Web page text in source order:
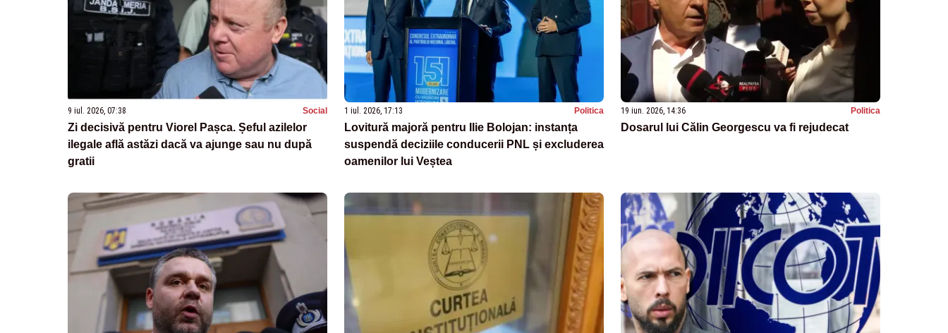
9 iul. 2026, 07:38 Social
Zi decisivă pentru Viorel Pașca. Șeful azilelor
ilegale află astăzi dacă va ajunge sau nu după
gratii
1 iul. 2026, 17:13 Politica
Lovitură majoră pentru Ilie Bolojan: instanța
suspendă deciziile conducerii PNL și excluderea
oamenilor lui Veștea
19 iun. 2026, 14:36 Politica
Dosarul lui Călin Georgescu va fi rejudecat